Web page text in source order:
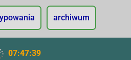
archiwum
07:47:40